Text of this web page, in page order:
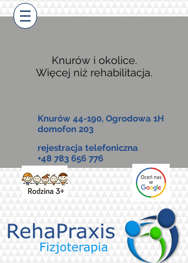
Knurów i okolice.
Więcej niż rehabilitacja.
Knurów 44-190, Ogrodowa 1H
domofon 203
rejestracja telefoniczna
+48 783 656 776